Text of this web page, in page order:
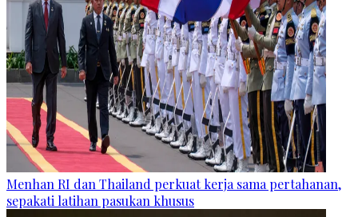
Menhan RI dan Thailand perkuat kerja sama pertahanan,
sepakati latihan pasukan khusus